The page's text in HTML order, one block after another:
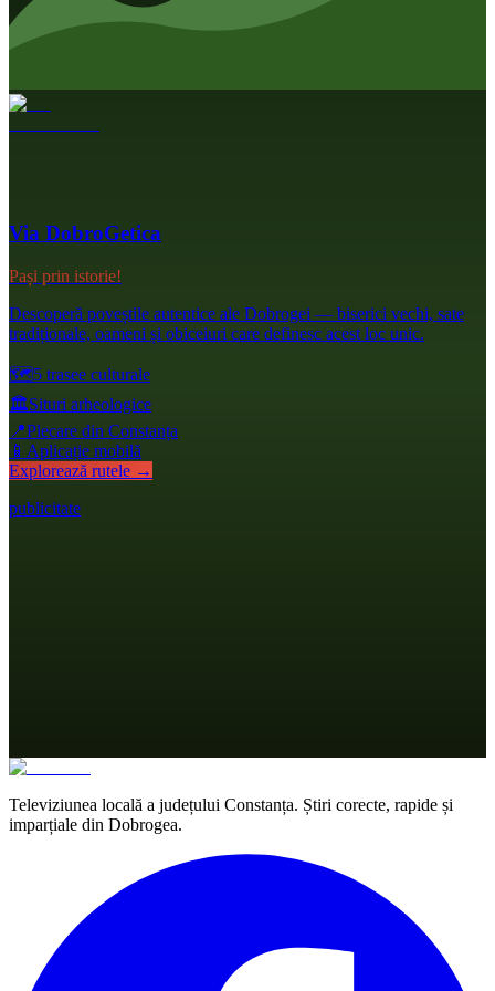
Via DobroGetica
Pași prin istorie!
Descoperă poveștile autentice ale Dobrogei — biserici vechi, sate
tradiționale, oameni și obiceiuri care definesc acest loc unic.
🗺️5 trasee culturale
🏛️Situri arheologice
📍Plecare din Constanța
📱 Aplicație mobilă
Explorează rutele →
publicitate
Televiziunea locală a județului Constanța. Știri corecte, rapide și
imparțiale din Dobrogea.